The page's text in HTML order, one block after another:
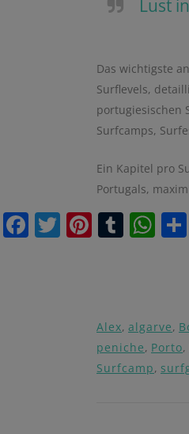
Lust
Das wichtigste
Surflevels,
portugiesischen
Surfcamps,
Ein Kapitel pro
Portugals,
Facebook
Twitter
Pinterest
Alex, algarve,
peniche, Porto,
Surfcamp,